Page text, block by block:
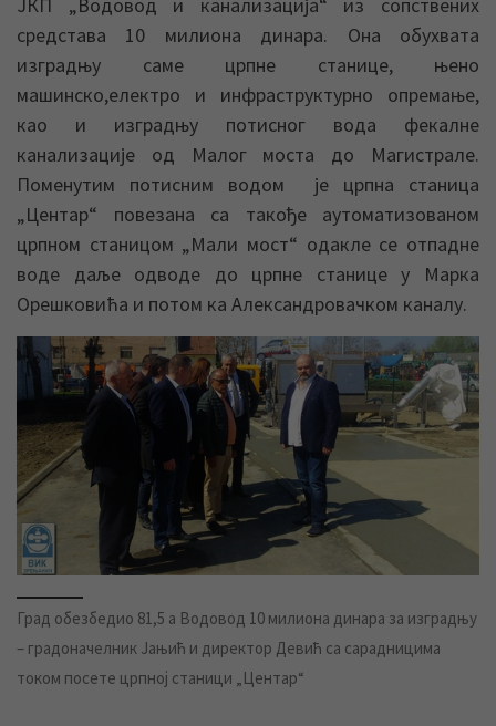
средстава 10 милиона динара. Она обухвата
изградњу саме црпне станице, њено
машинско,електро и инфраструктурно опремање,
као и изградњу потисног вода фекалне
канализације од Малог моста до Магистрале.
Поменутим потисним водом је црпна станица
„Центар“ повезана са такође аутоматизованом
црпном станицом „Мали мост“ одакле се отпадне
воде даље одводе до црпне станице у Марка
Орешковића и потом ка Александровачком каналу.
Град обезбедио 81,5 а Водовод 10 милиона динара за изградњу
– градоначелник Јањић и директор Девић са сарадницима
током посете црпној станици „Центар“